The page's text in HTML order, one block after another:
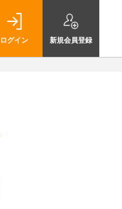
ログイン 新規会員登録